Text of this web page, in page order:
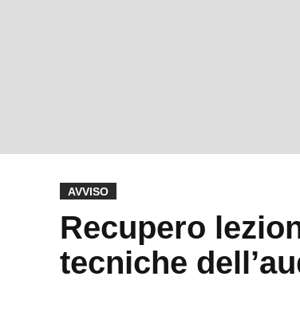
AVVISO
Recupero
tecniche